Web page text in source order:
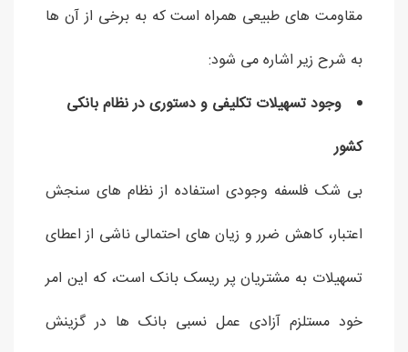
مقاومت های طبیعی همراه است که به برخی از آن ها
به شرح زیر اشاره می شود:
وجود تسهیلات تکلیفی و دستوری در نظام بانکی
کشور
بی شک فلسفه وجودی استفاده از نظام های سنجش
اعتبار، کاهش ضرر و زیان های احتمالی ناشی از اعطای
تسهیلات به مشتریان پر ریسک بانک است، که این امر
خود مستلزم آزادی عمل نسبی بانک ها در گزینش